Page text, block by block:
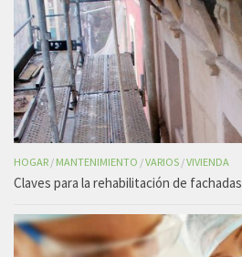
HOGAR / MANTENIMIENTO /VARIOS /VIVIENDA
Claves para la rehabilitación de fachadas